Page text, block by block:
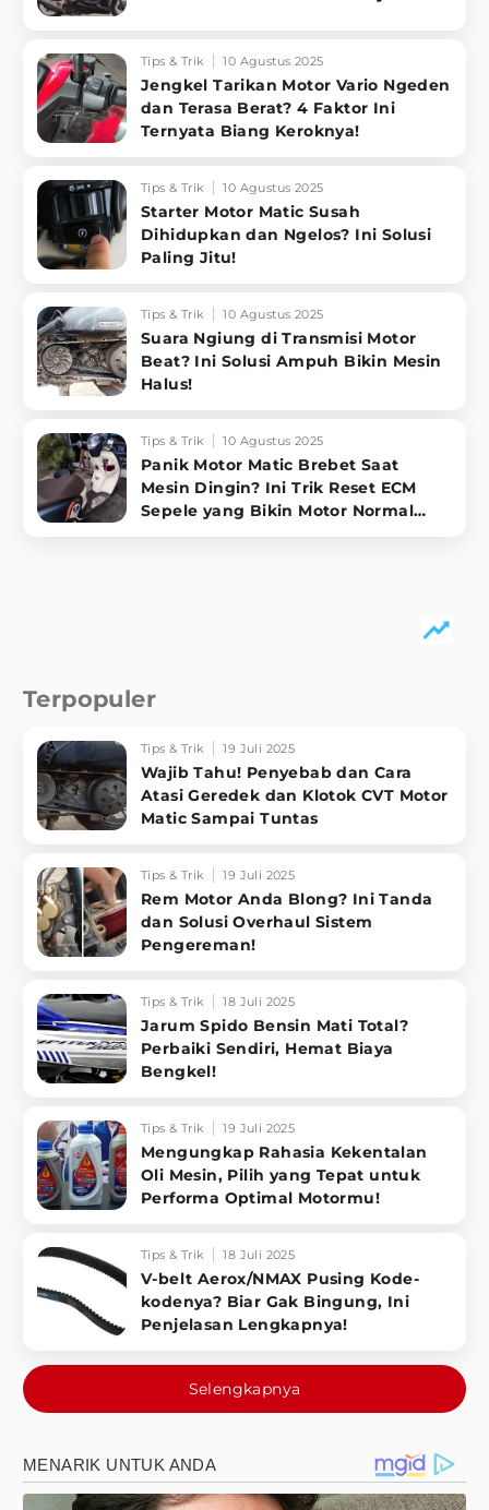
Tips & Trik 10 Agustus 2025
Jengkel Tarikan Motor Vario Ngeden
dan Terasa Berat? 4 Faktor Ini
Ternyata Biang Keroknya!
Tips & Trik 10 Agustus 2025
Starter Motor Matic Susah
Dihidupkan dan Ngelos? Ini Solusi
Paling Jitu!
Tips & Trik 10 Agustus 2025
Suara Ngiung di Transmisi Motor
Beat? Ini Solusi Ampuh Bikin Mesin
Halus!
Tips & Trik 10 Agustus 2025
Panik Motor Matic Brebet Saat
Mesin Dingin? Ini Trik Reset ECM
Sepele yang Bikin Motor Normal
Terpopuler
Tips & Trik 19 Juli 2025
Wajib Tahu! Penyebab dan Cara
Atasi Geredek dan Klotok CVT Motor
Matic Sampai Tuntas
Tips & Trik 19 Juli 2025
Rem Motor Anda Blong? Ini Tanda
dan Solusi Overhaul Sistem
Pengereman!
Tips & Trik 18 Juli 2025
Jarum Spido Bensin Mati Total?
Perbaiki Sendiri, Hemat Biaya
Bengkel!
Tips & Trik 19 Juli 2025
Mengungkap Rahasia Kekentalan
Oli Mesin, Pilih yang Tepat untuk
Performa Optimal Motormu!
Tips & Trik 18 Juli 2025
V-belt Aerox/NMAX Pusing Kode-
kodenya? Biar Gak Bingung, Ini
Penjelasan Lengkapnya!
Selengkapnya